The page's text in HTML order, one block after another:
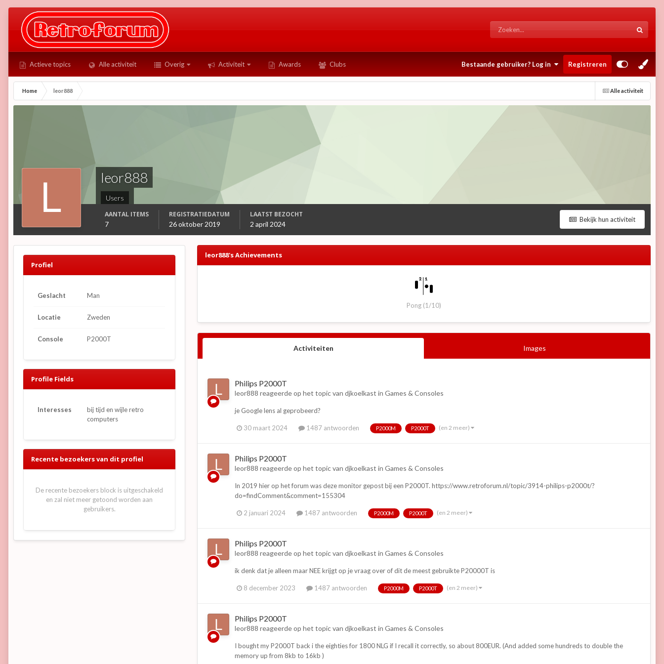
Actieve topics Alle activiteit Overig Activiteit Awards Clubs Bestaande gebruiker? Log in Registreren
Alle activiteit
Home leor888
leor888
Users
Bekijk hun activiteit
AANTAL ITEMS
7
REGISTRATIEDATUM
26 oktober 2019
LAATST BEZOCHT
2 april 2024
Profiel
Geslacht Man
Locatie Zweden
Console P2000T
Profile Fields
Interesses
bij tijd en wijle retro
computers
Recente bezoekers van dit profiel
De recente bezoekers block is uitgeschakeld
en zal niet meer getoond worden aan
gebruikers.
leor888's Achievements
Pong (1/10)
Activiteiten Images
Philips P2000T
leor888 reageerde op het topic van djkoelkast in Games & Consoles
je Google lens al geprobeerd?
30 maart 2024 1487 antwoorden P2000M P2000T (en 2 meer)
Philips P2000T
leor888 reageerde op het topic van djkoelkast in Games & Consoles
In 2019 hier op het forum was deze monitor gepost bij een P2000T. https://www.retroforum.nl/topic/3914-philips-p2000t/?
do=findComment&comment=155304
2 januari 2024 1487 antwoorden P2000M P2000T (en 2 meer)
Philips P2000T
leor888 reageerde op het topic van djkoelkast in Games & Consoles
ik denk dat je alleen maar NEE krijgt op je vraag over of dit de meest gebruikte P20000T is
8 december 2023 1487 antwoorden P2000M P2000T (en 2 meer)
Philips P2000T
leor888 reageerde op het topic van djkoelkast in Games & Consoles
I bought my P2000T back i the eighties for 1800 NLG if I recall it correctly, so about 800EUR. (And added some hundreds to double the
memory up from 8kb to 16kb )